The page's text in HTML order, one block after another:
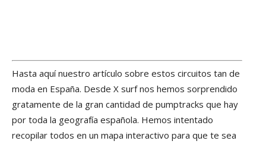
Hasta aquí nuestro artículo sobre estos circuitos tan de
moda en España. Desde X surf nos hemos sorprendido
gratamente de la gran cantidad de pumptracks que hay
por toda la geografía española. Hemos intentado
recopilar todos en un mapa interactivo para que te sea